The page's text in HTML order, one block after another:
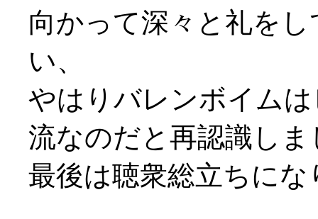
向かって深々と礼を
い、
やはりバレンボイム
流なのだと再認識しま
最後は聴衆総立ちに